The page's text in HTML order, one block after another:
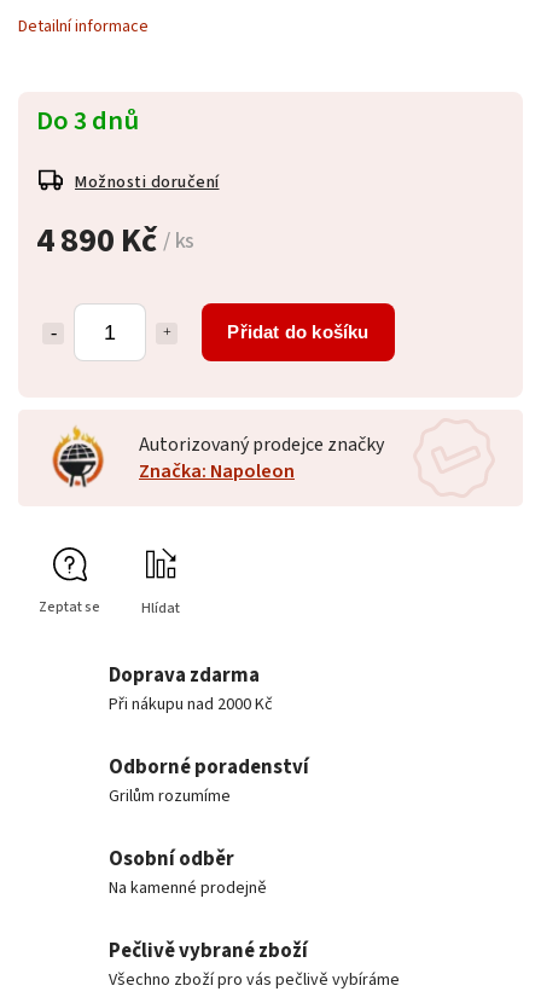
4 890 Kč/ ks
Přidat do košíku
Do 3 dnů
Možnosti doručení
Detailní informace
Autorizovaný prodejce značky
Značka: Napoleon
Zeptat se Hlídat
Doprava zdarma
Při nákupu nad 2000 Kč
Odborné poradenství
Grilům rozumíme
Osobní odběr
Na kamenné prodejně
Pečlivě vybrané zboží
Všechno zboží pro vás pečlivě vybíráme